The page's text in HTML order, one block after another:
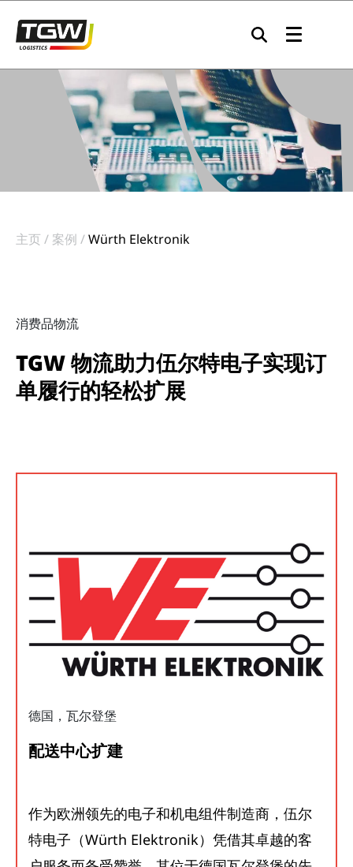
主页 案例 Würth Elektronik
消费品物流
TGW 物流助力伍尔特电子实现订
单履行的轻松扩展
德国，瓦尔登堡
配送中心扩建
作为欧洲领先的电子和机电组件制造商，伍尔
特电子（Würth Elektronik）凭借其卓越的客